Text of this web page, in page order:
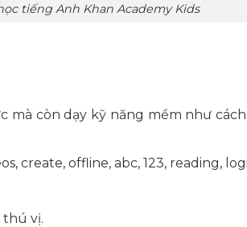
tiếng Anh Khan Academy Kids
còn dạy kỹ năng mềm như
create, offline, abc, 123, reading,
vị.